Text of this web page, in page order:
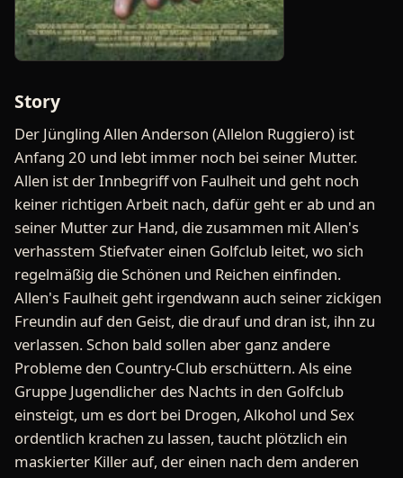
Story
Der Jüngling Allen Anderson (Allelon Ruggiero) ist
Anfang 20 und lebt immer noch bei seiner Mutter.
Allen ist der Innbegriff von Faulheit und geht noch
keiner richtigen Arbeit nach, dafür geht er ab und an
seiner Mutter zur Hand, die zusammen mit Allen's
verhasstem Stiefvater einen Golfclub leitet, wo sich
regelmäßig die Schönen und Reichen einfinden.
Allen's Faulheit geht irgendwann auch seiner zickigen
Freundin auf den Geist, die drauf und dran ist, ihn zu
verlassen. Schon bald sollen aber ganz andere
Probleme den Country-Club erschüttern. Als eine
Gruppe Jugendlicher des Nachts in den Golfclub
einsteigt, um es dort bei Drogen, Alkohol und Sex
ordentlich krachen zu lassen, taucht plötzlich ein
maskierter Killer auf, der einen nach dem anderen